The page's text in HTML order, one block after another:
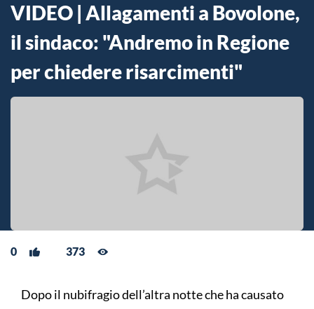
VIDEO | Allagamenti a Bovolone,
il sindaco: "Andremo in Regione
per chiedere risarcimenti"
0 373
Dopo il nubifragio dell’altra notte che ha causato